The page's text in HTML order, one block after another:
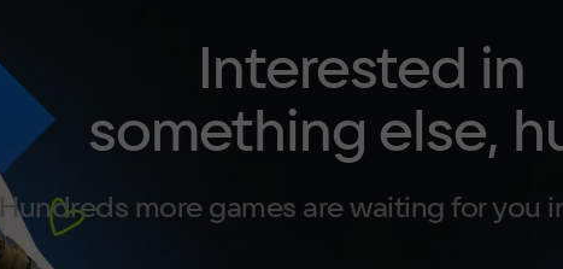
Interested in
something else,
Hundreds more games are waiting for you